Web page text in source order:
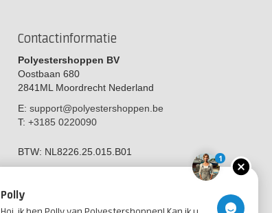
Contactinformatie
Polyestershoppen BV
Oostbaan 680
2841ML Moordrecht Nederland
E: support@polyestershoppen.be
T: +3185 0220090
BTW: NL8226.25.015.B01
1
Polly